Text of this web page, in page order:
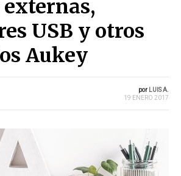
USB y otros
Aukey
por LUIS A.
19 ENERO 2017